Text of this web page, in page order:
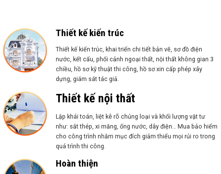
Thiết kế kiến trúc
Thiết kế kiến trúc, khai triển chi tiết bản vẽ, sơ đồ điện
nước, kết cấu, phối cảnh ngoại thất, nội thất không gian 3
chiều, hồ sơ kỹ thuật thi công, hồ sơ xin cấp phép xây
dựng, giám sát tác giả.
Thiết kế nội thất
Lập khái toán, liệt kê rõ chủng loại và khối lượng vật tư
như: sắt thép, xi măng, ống nước, dây điện… Mua bảo hiểm
cho công trình nhằm mục đích giảm thiểu mọi rủi ro trong
quá trình thi công.
Hoàn thiện